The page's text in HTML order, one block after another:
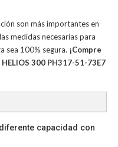
son más importantes en
medidas necesarias para
sea 100% segura. ¡Compre
300 PH317-51-73E7
capacidad con